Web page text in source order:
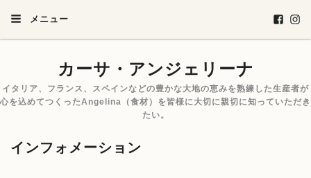
メニュー
カーサ・アンジェリーナ
イタリア、フランス、スペインなどの豊かな大地の恵みを熟練した生産者が
心を込めてつくったAngelina（食材）を皆様に大切に親切に知っていただき
たい。
インフォメーション